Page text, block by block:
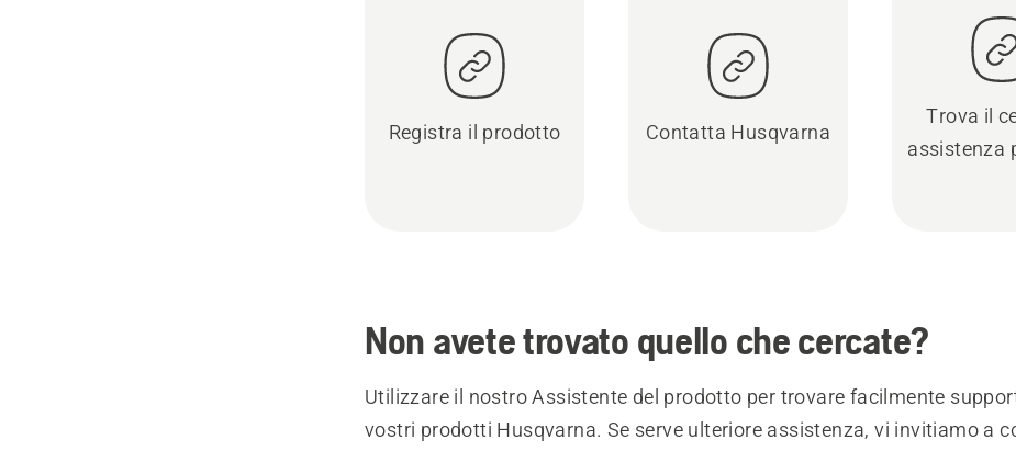
Registra il prodotto Contatta Husqvarna
Trova il
assistenza
Non avete trovato quello che cercate?
Utilizzare il nostro Assistente del prodotto per trovare facilmente
vostri prodotti Husqvarna. Se serve ulteriore assistenza, vi invitiamo a